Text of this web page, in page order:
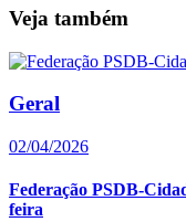
Veja também
Geral
02/04/2026
Federação PSDB-
feira